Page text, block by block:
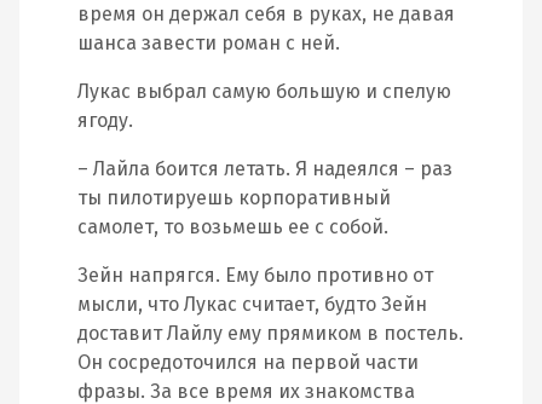
время он держал себя в руках, не давая
шанса завести роман с ней.
Лукас выбрал самую большую и спелую
ягоду.
– Лайла боится летать. Я надеялся – раз
ты пилотируешь корпоративный
самолет, то возьмешь ее с собой.
Зейн напрягся. Ему было противно от
мысли, что Лукас считает, будто Зейн
доставит Лайлу ему прямиком в постель.
Он сосредоточился на первой части
фразы. За все время их знакомства